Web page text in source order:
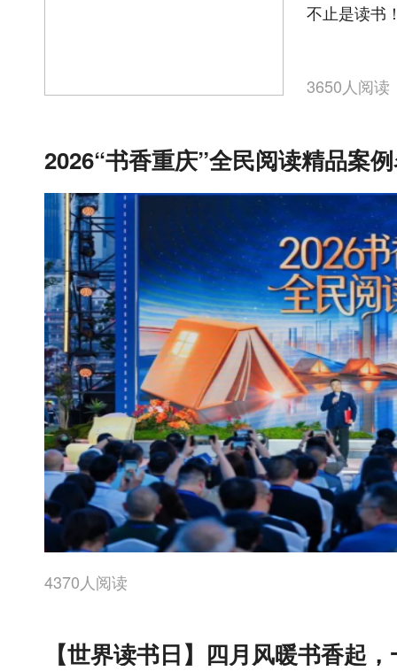
不止是读书
3650人阅读
2026“书香重庆”全民阅读精品案
4370人阅读
【世界读书日】四月风暖书香起